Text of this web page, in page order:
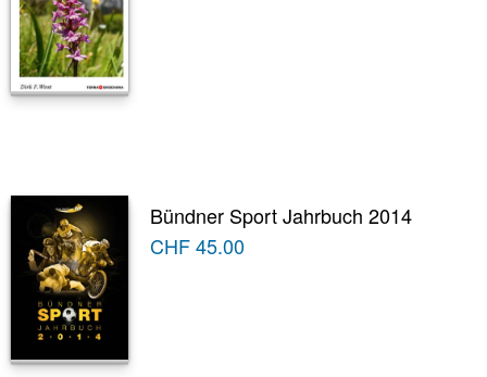
Bündner Sport Jahrbuch 2014
CHF45.00